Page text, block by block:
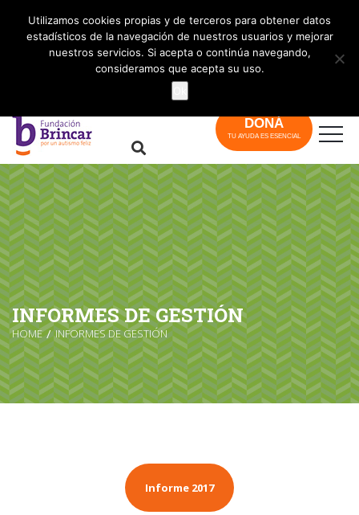
DONÁ
TU AYUDA ES ESENCIAL
INFORMES DE GESTIÓN
HOME INFORMES DE GESTIÓN
Informe 2017
Utilizamos cookies propias y de terceros para obtener datos
estadísticos de la navegación de nuestros usuarios y mejorar
nuestros servicios. Si acepta o continúa navegando,
consideramos que acepta su uso.